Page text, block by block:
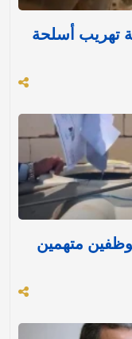
تهريب أسلحة
متهمين